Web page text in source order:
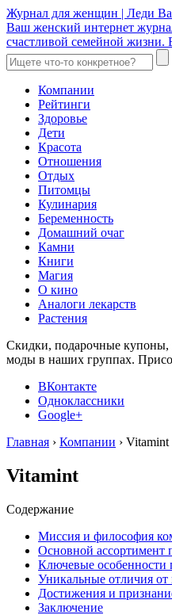
Журнал для женщин | Леди
Ваш женский интернет
счастливой семейной жизни.
Компании
Рейтинги
Здоровье
Дети
Красота
Отношения
Отдых
Питомцы
Кулинария
Беременность
Домашний очаг
Камни
Книги
Магия
О кино
Аналоги лекарств
Растения
Скидки, подарочные купоны,
моды в наших группах.
ВКонтакте
Одноклассники
Google+
Главная › Компании › Vitamint
Vitamint
Содержание
Миссия и философия
Основной ассортимент
Ключевые особенности
Уникальные отличия от
Достижения и
Заключение